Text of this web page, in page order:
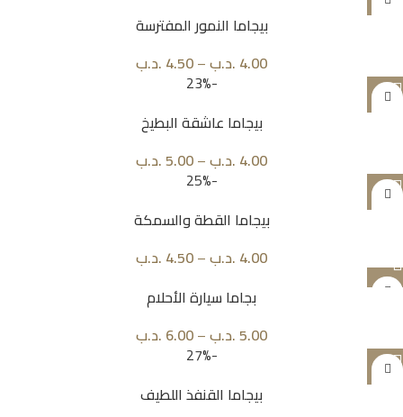
بيجاما النمور المفترسة
4.00 .د.ب–
4.50 .د.ب
-23%
بيجاما عاشقة البطيخ
4.00 .د.ب–
5.00.د.ب
-25%
بيجاما القطة والسمكة
4.00 .د.ب–
4.50 .د.ب
بجاما سيارة الأحلام
5.00.د.ب–
6.00 .د.ب
-27%
بيجاما القنفذ اللطيف